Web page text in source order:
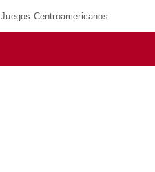
Juegos Centroamericanos